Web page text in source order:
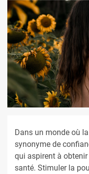
Dans un monde où
synonyme de
qui aspirent à
santé. Stimuler la